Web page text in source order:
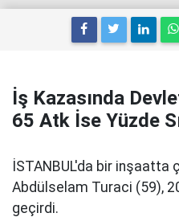
İş Kazasında
65 Atk İse Yüzde
İSTANBUL'da bir inşaatta
Abdülselam Turaci (59),
geçirdi.